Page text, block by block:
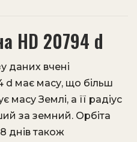
HD 20794 d
даних вчені
d має масу, що більш
масу Землі, а її радіус
за земний. Орбіта
днів також